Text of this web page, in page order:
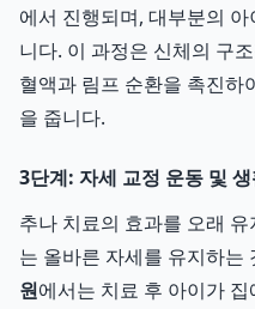
에서 진행되며, 대부분의
니다. 이 과정은 신체의 구
혈액과 림프 순환을 촉진하
을 줍니다.
3단계: 자세 교정 운동 및
추나 치료의 효과를 오래
는 올바른 자세를 유지하는
원에서는 치료 후 아이가